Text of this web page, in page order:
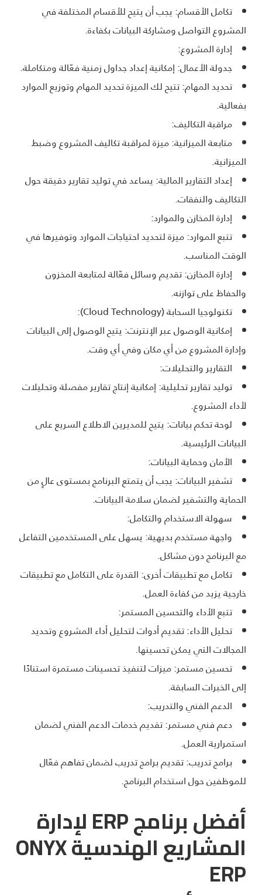
تكامل الأقسام: يجب أن يتيح للأقسام المختلفة في
المشروع التواصل ومشاركة البيانات بكفاءة.
إدارة المشروع:
جدولة الأعمال: إمكانية إعداد جداول زمنية فعّالة ومتكاملة.
تحديد المهام: تتيح لك الميزة تحديد المهام وتوزيع الموارد
بفعالية.
مراقبة التكاليف:
متابعة الميزانية: ميزة لمراقبة تكاليف المشروع وضبط
الميزانية.
إعداد التقارير المالية: يساعد في توليد تقارير دقيقة حول
التكاليف والنفقات.
إدارة المخازن والموارد:
تتبع الموارد: ميزة لتحديد احتياجات الموارد وتوفيرها في
الوقت المناسب.
إدارة المخازن: تقديم وسائل فعّالة لمتابعة المخزون
والحفاظ على توازنه.
تكنولوجيا السحابة (Cloud Technology):
إمكانية الوصول عبر الإنترنت: يتيح الوصول إلى البيانات
وإدارة المشروع من أي مكان وفي أي وقت.
التقارير والتحليلات:
توليد تقارير تحليلية: إمكانية إنتاج تقارير مفصلة وتحليلات
لأداء المشروع.
لوحة تحكم بيانات: يتيح للمديرين الاطلاع السريع على
البيانات الرئيسية.
الأمان وحماية البيانات:
تشفير البيانات: يجب أن يتمتع البرنامج بمستوى عالٍ من
الحماية والتشفير لضمان سلامة البيانات.
سهولة الاستخدام والتكامل:
واجهة مستخدم بديهية: يسهل على المستخدمين التفاعل
مع البرنامج دون مشاكل.
تكامل مع تطبيقات أخرى: القدرة على التكامل مع تطبيقات
خارجية يزيد من كفاءة العمل.
تتبع الأداء والتحسين المستمر:
تحليل الأداء: تقديم أدوات لتحليل أداء المشروع وتحديد
المجالات التي يمكن تحسينها.
تحسين مستمر: ميزات لتنفيذ تحسينات مستمرة استنادًا
إلى الخبرات السابقة.
الدعم الفني والتدريب:
دعم فني مستمر: تقديم خدمات الدعم الفني لضمان
استمرارية العمل.
برامج تدريب: تقديم برامج تدريب لضمان تفاهم فعّال
للموظفين حول استخدام البرنامج.
أفضل برنامجERPلإدارة
المشاريع الهندسيةONYX
ERP